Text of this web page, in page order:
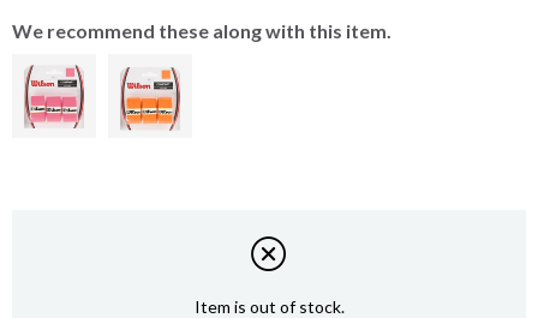
We recommend these along with this item.
Item is out of stock.